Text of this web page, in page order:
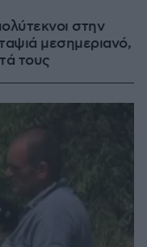
στην
μεσημεριανό,
τους